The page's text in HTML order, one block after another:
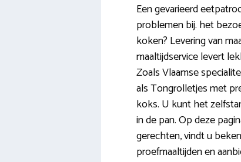
Een gevarieerd
problemen bij. het
koken? Levering van
maaltijdservice levert
Zoals Vlaamse
als Tongrolletjes met
koks. U kunt het
in de pan. Op deze
gerechten, vindt u
proefmaaltijden en